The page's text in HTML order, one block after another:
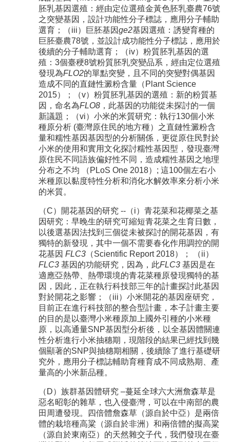
胚乳基因選殖：經由定位選殖金黃色胚乳臺農76號
之突變基因，設計功能性分子標誌，應用分子輔助
選育；（iii）巨胚基因ge2基因選殖：誘變育種的
巨胚臺農78號，並設計成功能性分子標誌，應用於
後續的分子輔助選育；（iv）粉質胚乳基因的選
殖：3個臺稉8號粉質胚乳突變品系，經由定位選殖
發現為FLO2的單點突變，且不同的突變對偶基因
造成不同的直鏈性澱粉含量（Plant Science
2015）；（v）粉質胚乳基因的選殖：新的粉質基
因，命名為FLO8，此基因的功能從未探討的一個
新議題；（vi）小米的米質研究：執行130個小米
種原分析 (臺灣原住民的地方種）之直鏈性澱粉含
量和糯性基因基因型的分析關係，更從原住民對於
小米的使用和實用文化探討糯性基因型，發現臺灣
原住民不同語族偏好性不同，造成糯性基因之地理
分布之不均 （PLoS One 2018）; 這100個左右小
米種原以黏度特性分析和消化水解效率來分析小米
的米質。
（C）開花基因的研究 --（i）青花菜和花椰菜之基
因研究：早晚生的研究可縮短青花菜之生育日數，
以後選基因法找到三個從未被探討的開花基因，有
獨特的新發現，其中一個不需要春化作用調控的開
花基因 FLC3（Scientific Report 2018）； （ii）
FLC3基因的功能研究，因為，此FLC3基因是在
適應亞熱帶、熱帶環境的青花菜種原發現獨特的基
因，因此，正在執行科技部三年的計畫探討此基因
對於開花之影響；（iii）小米開花的基因座研究，
目前正在進行科技部的整合型計畫，本子計畫主要
的目的是以臺灣小米種原加上國外引種的小米種
原，以高通量SNP基因型分析後，以全基因體關連
性分析進行小米抽穗期，現階段的結果已經找到幾
個顯著的SNP與抽穗期相關，後續除了進行基礎研
究外，應用分子標誌輔助育種育成不同成熟期、產
量高的小米新品種。
（D）族群基因體研究 –蔓延全球六大洲詹森草是
惡名昭彰的雜草，也入侵臺灣，可以在中南部的農
田周遭發現。四倍體詹森草（源自於中亞）是兩倍
體的栽培種高粱（源自於非洲）和兩倍體的擬高粱
（源自於東南亞）的天然雜交子代，我們發現在臺